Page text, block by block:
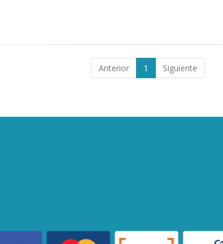
Anterior 1 Siguiente